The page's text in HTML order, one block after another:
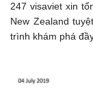
247 visaviet xin
New Zealand
trình khám phá